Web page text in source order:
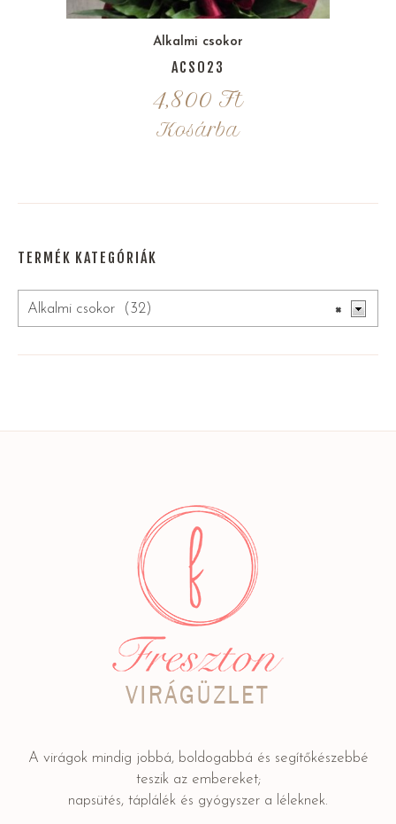
Alkalmi csokor
ACS023
4,800 Ft
Kosárba
TERMÉK KATEGÓRIÁK
×
Alkalmi csokor (32)
A virágok mindig jobbá, boldogabbá és segítőkészebbé
teszik az embereket;
napsütés, táplálék és gyógyszer a léleknek.